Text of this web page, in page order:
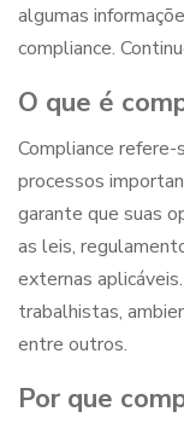
algumas
compliance.
O que é
Compliance
processos
garante que suas
as leis,
externas
trabalhistas,
entre outros.
Por que